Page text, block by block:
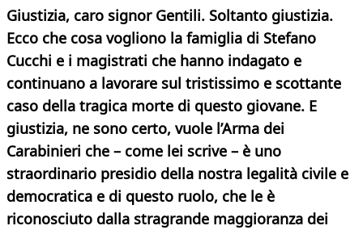
Giustizia, caro signor Gentili. Soltanto giustizia.
Ecco che cosa vogliono la famiglia di Stefano
Cucchi e i magistrati che hanno indagato e
continuano a lavorare sul tristissimo e scottante
caso della tragica morte di questo giovane. E
giustizia, ne sono certo, vuole l’Arma dei
Carabinieri che – come lei scrive – è uno
straordinario presidio della nostra legalità civile e
democratica e di questo ruolo, che le è
riconosciuto dalla stragrande maggioranza dei